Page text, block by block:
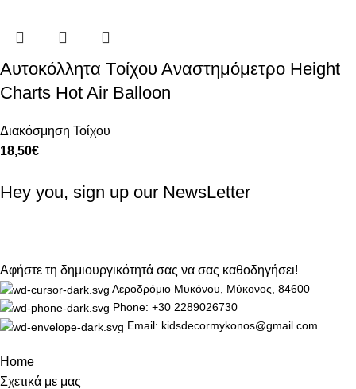
Αυτοκόλλητα Tοίχου Αναστημόμετρο Height
Charts Hot Air Balloon
Διακόσμηση Τοίχου
18,50€
Hey you, sign up our NewsLetter
Αφήστε τη δημιουργικότητά σας να σας καθοδηγήσει!
Αεροδρόμιο Μυκόνου, Μύκονος, 84600
Phone: +30 2289026730
Email: kidsdecormykonos@gmail.com
Home
Σχετικά με μας